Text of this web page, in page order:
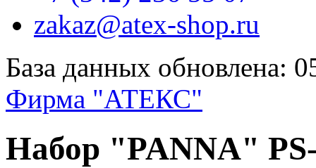
zakaz@atex-shop.ru
База данных обновлена:
Фирма "АТЕКС"
Набор "PANNA"